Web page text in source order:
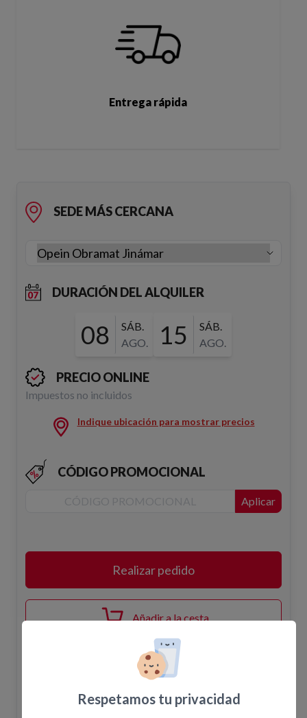
Entrega rápida
SEDE MÁS CERCANA
DURACIÓN DEL ALQUILER
08
SÁB.
AGO.
15
SÁB.
AGO.
PRECIO ONLINE
Impuestos no incluidos
Indique ubicación para mostrar precios
CÓDIGO PROMOCIONAL
Aplicar
Realizar pedido
Añadir a la cesta
Respetamos tu privacidad